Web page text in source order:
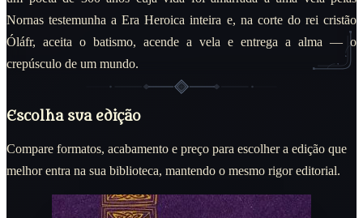
Nornas testemunha a Era Heroica inteira e, na corte do rei cristão
Óláfr, aceita o batismo, acende a vela e entrega a alma — o
crepúsculo de um mundo.
Escolha sua edição
Compare formatos, acabamento e preço para escolher a edição que
melhor entra na sua biblioteca, mantendo o mesmo rigor editorial.